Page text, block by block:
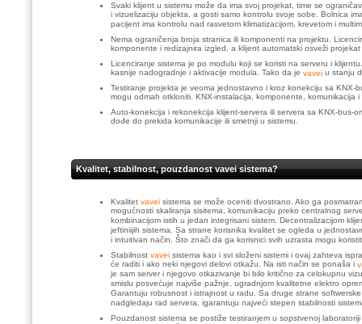
Svaki klijent u sistemu može da ima svoj projekat, time se
i vizuelizaciju objekta, a gosti samo kontrolu svoje sobe. Bolnica
pacijent ima kontrolu nad rasvetom klimatizacijom, krevetom i
Nema ograničenja broja stranica ili komponenti na projektu.
komponente i redizajnira izgled, a klijent automatski osveži
Licenciranje sistema je po modulu koji se koristi na serveru i
kasnije nadogradnje i aktivacije modula. Tako da je vavei u stanju
Testiranje projekta je veoma jednostavno i kroz konekciju sa
mogu odmah otkloniti. KNX-instalacija, komponente,
Auto-konekcija i rekonekcija klijent-servera ili servera sa KNX-
dođe do prekida komunikacije ili smetnji u sistemu.
Kvalitet, stabilnost, pouzdanost vavei sistema?
Kvalitet vavei sistema se može oceniti dvostrano. Ako ga
mogućnosti skaliranja sisitema, komunikaciju preko centralnog
kombinacijom istih u jedan integrisani sistem. Decentralizacijom
jeftiniijih sistema. Sa strane korisnika kvalitet se ogleda u
i intuitivan način. Što znači da ga korisnici svih uzrasta mogu
Stabilnost vavei sistema kao i svi složeni sistemi i ovaj zahteva
će raditi i ako neki njegovi delovi otkažu. Na isti način se ponaša i
je sam server i njegovo otkazivanje bi bilo kritično za celokupnu
smislu posvećuje najviše pažnje, ugradnjom kvalitetne elektro
Garantuju robusnost i istrajnost u radu. Sa druge strane
nadgledaju rad servera, igarantuju najveći stepen stabilnosti
Pouzdanost sistema se postiže testiranjem u sopstvenoj